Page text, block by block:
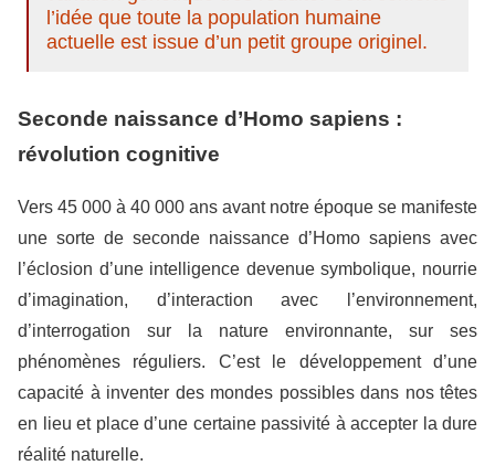
l’idée que toute la population humaine
actuelle est issue d’un petit groupe originel.
Seconde naissance d’Homo sapiens :
révolution cognitive
Vers 45 000 à 40 000 ans avant notre époque se manifeste
une sorte de seconde naissance d’Homo sapiens avec
l’éclosion d’une intelligence devenue symbolique, nourrie
d’imagination, d’interaction avec l’environnement,
d’interrogation sur la nature environnante, sur ses
phénomènes réguliers. C’est le développement d’une
capacité à inventer des mondes possibles dans nos têtes
en lieu et place d’une certaine passivité à accepter la dure
réalité naturelle.